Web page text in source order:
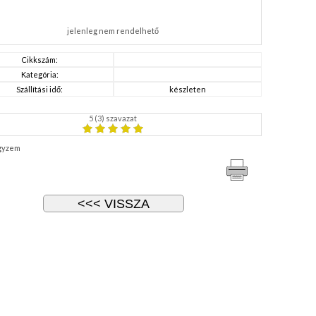
jelenleg nem rendelhető
Cikkszám:
Kategória:
Szállítási idő:
készleten
5 (3) szavazat